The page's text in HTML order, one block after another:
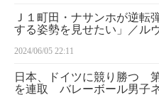
Ｊ１町田・ナサンホが逆転
する姿勢を見せたい」／ル
2024/06/05 22:11
日本、ドイツに競り勝つ
を連取 バレーボール男子